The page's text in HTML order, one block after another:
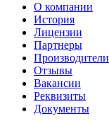
О компании
История
Лицензии
Партнеры
Производители
Отзывы
Вакансии
Реквизиты
Документы